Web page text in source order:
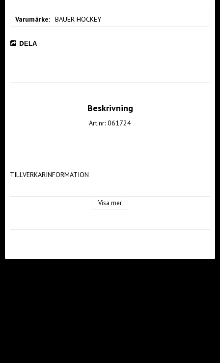
Varumärke BAUER HOCKEY
DELA
Beskrivning
Art.nr: 061724
TILLVERKARINFORMATION
Visa mer